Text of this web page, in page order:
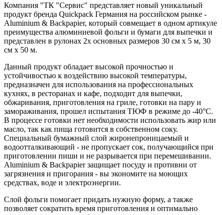
Компания "ТК "Сервис" представляет новый уникальный
продукт бренда Quickpack Германия на российском рынке -
Aluminium & Backpapier, который совмещает в одном артикуле
преимущества алюминиевой фольги и бумаги для выпечки и
представлен в рулонах 2х основных размеров 30 см х 5 м, 30
см х 50 м.
Данный продукт обладает высокой прочностью и
устойчивостью к воздействию высокой температуры,
предназначен для использования на профессиональных
кухнях, в ресторанах и кафе, подходит для выпечки,
обжаривания, приготовления на гриле, готовки на пару и
замораживания, прошел испытания ТЮФ в режиме до -40°С.
В процессе готовки нет необходимости использовать жир или
масло, так как пища готовится в собственном соку.
Специальный бумажный слой жиронепроницаемый и
водоотталкивающий - не пропускает сок, получающийся при
приготовлении пиши и не разрывается при перемешивании.
Aluminium & Backpapier защищает посуду и противни от
загрязнения и пригорания - вы экономите на моющих
средствах, воде и электроэнергии.
Слой фольги помогает придать нужную форму, а также
позволяет сократить время приготовления и оптимально